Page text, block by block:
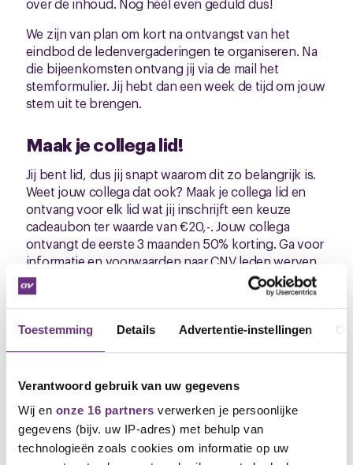
Toestemming Details Advertentie-instellingen
Verantwoord gebruik van uw gegevens
Wij en onze 16 partners verwerken je persoonlijke
gegevens (bijv. uw IP-adres) met behulp van
technologieën zoals cookies om informatie op uw
We zijn van plan om kort na ontvangst van het
eindbod de ledenvergaderingen te organiseren. Na
die bijeenkomsten ontvang jij via de mail het
stemformulier. Jij hebt dan een week de tijd om jouw
stem uit te brengen.
Maak je collega lid!
Jij bent lid, dus jij snapt waarom dit zo belangrijk is.
Weet jouw collega dat ook? Maak je collega lid en
ontvang voor elk lid wat jij inschrijft een keuze
cadeaubon ter waarde van €20,-. Jouw collega
ontvangt de eerste 3 maanden 50% korting. Ga voor
informatie en voorwaarden naarCNV leden werven.
Ze kunnen ook zelf lid worden via
www.cnv.nl/lid-
worden/
De cao online
terugvinden op de cao-pagina. Ga direct naar jouw
kun je ook vragen stellen of reageren.
Lisa Kuiper,